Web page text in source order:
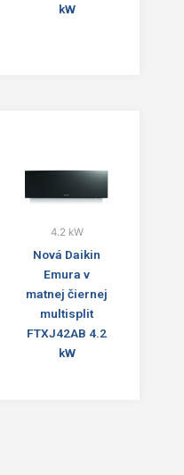
kW
4.2 kW
Nová Daikin
Emura v
matnej čiernej
multisplit
FTXJ42AB 4.2
kW